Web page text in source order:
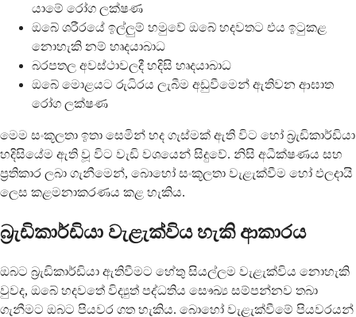
යාමේ රෝග ලක්ෂණ
ඔබේ ශරීරයේ ඉල්ලුම් හමුවේ ඔබේ හදවතට එය ඉටුකළ
නොහැකි නම් හෘදයාබාධ
බරපතල අවස්ථාවලදී හදිසි හෘදයාබාධ
ඔබේ මොළයට රුධිරය ලැබීම අඩුවීමෙන් ඇතිවන ආඝාත
රෝග ලක්ෂණ
මෙම සංකූලතා ඉතා සෙමින් හද ගැස්මක් ඇති විට හෝ බ්‍රැඩිකාර්ඩියා
හදිසියේම ඇති වූ විට වැඩි වශයෙන් සිදුවේ. නිසි අධීක්ෂණය සහ
ප්‍රතිකාර ලබා ගැනීමෙන්, බොහෝ සංකූලතා වැළැක්වීම හෝ ඵලදායි
ලෙස කළමනාකරණය කළ හැකිය.
බ්‍රැඩිකාර්ඩියා වැළැක්විය හැකි ආකාරය
ඔබට බ්‍රැඩිකාර්ඩියා ඇතිවීමට හේතු සියල්ලම වැළැක්විය නොහැකි
වුවද, ඔබේ හදවතේ විද්‍යුත් පද්ධතිය සෞඛ්‍ය සම්පන්නව තබා
ගැනීමට ඔබට පියවර ගත හැකිය. බොහෝ වැළැක්වීමේ පියවරයන්